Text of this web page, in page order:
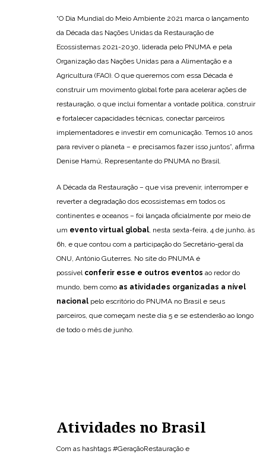
“O Dia Mundial do Meio Ambiente 2021 marca o lançamento
da Década das Nações Unidas da Restauração de
Ecossistemas 2021-2030, liderada pelo PNUMA e pela
Organização das Nações Unidas para a Alimentação e a
Agricultura (FAO). O que queremos com essa Década é
construir um movimento global forte para acelerar ações de
restauração, o que inclui fomentar a vontade política, construir
e fortalecer capacidades técnicas, conectar parceiros
implementadores e investir em comunicação. Temos 10 anos
para reviver o planeta – e precisamos fazer isso juntos”, afirma
Denise Hamú, Representante do PNUMA no Brasil.
A Década da Restauração – que visa prevenir, interromper e
reverter a degradação dos ecossistemas em todos os
continentes e oceanos – foi lançada oficialmente por meio de
um evento virtual global, nesta sexta-feira, 4 de junho, às
6h, e que contou com a participação do Secretário-geral da
ONU, António Guterres. No site do PNUMA é
possível conferir esse e outros eventos ao redor do
mundo, bem como as atividades organizadas a nível
nacional pelo escritório do PNUMA no Brasil e seus
parceiros, que começam neste dia 5 e se estenderão ao longo
de todo o mês de junho.
Atividades no Brasil
Com as hashtags #GeraçãoRestauração e